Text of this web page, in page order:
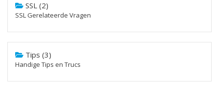
SSL (2)
SSL Gerelateerde Vragen
Tips (3)
Handige Tips en Trucs